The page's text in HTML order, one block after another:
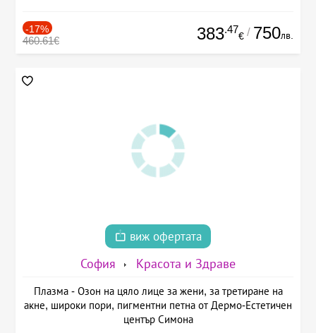
-17%
460.61€ 383.47
€ / 750лв.
виж офертата
София Красота и Здраве
Плазма - Озон на цяло лице за жени, за третиране на
акне, широки пори, пигментни петна от Дермо-Естетичен
център Симона